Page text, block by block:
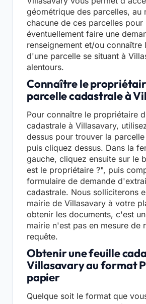
géométrique des parcelles, au
chacune de ces parcelles
éventuellement faire une
renseignement et/ou connaître
d'une parcelle se situant à
alentours.
Connaître le
parcelle cadastrale à
Pour connaître le propriétaire
cadastrale à Villasavary,
dessus pour trouver la
puis cliquez dessus. Dans la
gauche, cliquez ensuite sur le
est le propriétaire ?", puis
formulaire de demande
cadastrale. Nous solliciterons
mairie de Villasavary à votre
obtenir les documents, c'est
mairie n'est pas en mesure de
requête.
Obtenir une feuille
Villasavary au format
papier
Quelque soit le format que